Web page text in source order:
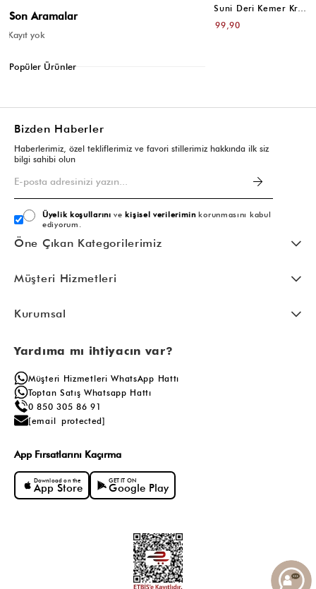
Uzun Tokalı Suni Deri Kemer Krem
₺199,90
Bizden Haberler
Haberlerimiz, özel tekliflerimiz ve favori stillerimiz hakkında ilk siz
bilgi sahibi olun
Üyelik koşullarını vekişisel verileriminkorunmasını kabul
ediyorum.
Öne Çıkan Kategorilerimiz
Müşteri Hizmetleri
Kurumsal
Yardıma mı ihtiyacın var?
Müşteri Hizmetleri WhatsApp Hattı
Toptan Satış Whatsapp Hattı
0 850 305 86 91
[email protected]
App Fırsatlarını Kaçırma
Download on the
App Store
GET IT ON
Google Play
Son Aramalar
Kayıt yok
Popüler Ürünler